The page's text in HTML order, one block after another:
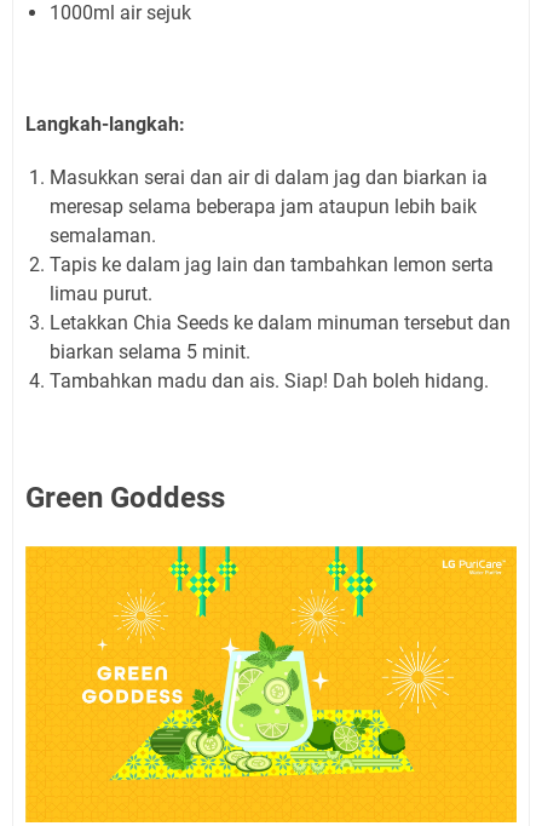
1000ml air sejuk
Langkah-langkah:
Masukkan serai dan air di dalam jag dan biarkan ia
meresap selama beberapa jam ataupun lebih baik
semalaman.
Tapis ke dalam jag lain dan tambahkan lemon serta
limau purut.
Letakkan Chia Seeds ke dalam minuman tersebut dan
biarkan selama 5 minit.
Tambahkan madu dan ais. Siap! Dah boleh hidang.
Green Goddess